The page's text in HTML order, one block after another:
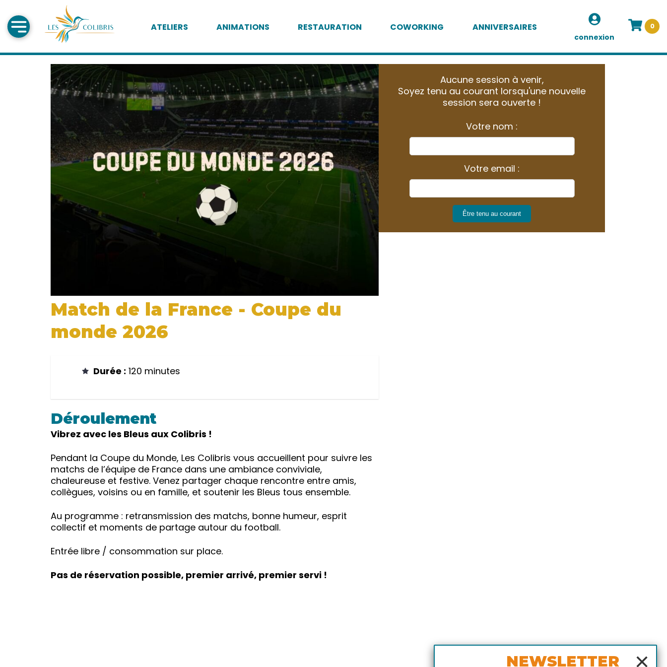
ATELIERS ANIMATIONS RESTAURATION COWORKING ANNIVERSAIRES
connexion
0
Match de la France - Coupe du
monde 2026
Durée : 120 minutes
Déroulement
Vibrez avec les Bleus aux Colibris !
Pendant la Coupe du Monde, Les Colibris vous accueillent pour suivre les
matchs de l’équipe de France dans une ambiance conviviale,
chaleureuse et festive. Venez partager chaque rencontre entre amis,
collègues, voisins ou en famille, et soutenir les Bleus tous ensemble.
Au programme : retransmission des matchs, bonne humeur, esprit
collectif et moments de partage autour du football.
Entrée libre / consommation sur place.
Pas de réservation possible, premier arrivé, premier servi !
Aucune session à venir,
Soyez tenu au courant lorsqu'une nouvelle
session sera ouverte !
Votre nom :
Votre email :
Être tenu au courant
NEWSLETTER